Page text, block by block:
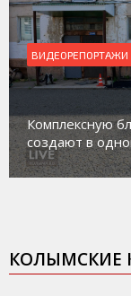
ВИДЕОРЕПОРТАЖИ
Комплексную
создают в
КОЛЫМСКИЕ